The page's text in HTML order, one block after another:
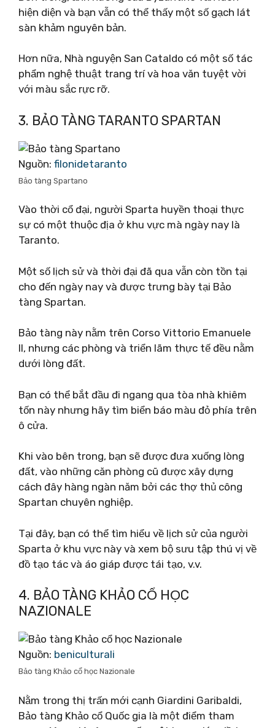
hiện diện và bạn vẫn có thể thấy một số gạch lát
sàn khảm nguyên bản.
Hơn nữa, Nhà nguyện San Cataldo có một số tác
phẩm nghệ thuật trang trí và hoa văn tuyệt vời
với màu sắc rực rỡ.
3. BẢO TÀNG TARANTO SPARTAN
Nguồn: filonidetaranto
Bảo tàng Spartano
Vào thời cổ đại, người Sparta huyền thoại thực
sự có một thuộc địa ở khu vực mà ngày nay là
Taranto.
Một số lịch sử và thời đại đã qua vẫn còn tồn tại
cho đến ngày nay và được trưng bày tại Bảo
tàng Spartan.
Bảo tàng này nằm trên Corso Vittorio Emanuele
II, nhưng các phòng và triển lãm thực tế đều nằm
dưới lòng đất.
Bạn có thể bắt đầu đi ngang qua tòa nhà khiêm
tốn này nhưng hãy tìm biển báo màu đỏ phía trên
ô cửa.
Khi vào bên trong, bạn sẽ được đưa xuống lòng
đất, vào những căn phòng cũ được xây dựng
cách đây hàng ngàn năm bởi các thợ thủ công
Spartan chuyên nghiệp.
Tại đây, bạn có thể tìm hiểu về lịch sử của người
Sparta ở khu vực này và xem bộ sưu tập thú vị về
đồ tạo tác và áo giáp được tái tạo, v.v.
4. BẢO TÀNG KHẢO CỔ HỌC
NAZIONALE
Nguồn: beniculturali
Bảo tàng Khảo cổ học Nazionale
Nằm trong thị trấn mới cạnh Giardini Garibaldi,
Bảo tàng Khảo cổ Quốc gia là một điểm tham